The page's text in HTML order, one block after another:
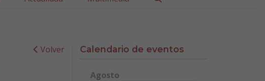
Volver Calendario de eventos
Agosto